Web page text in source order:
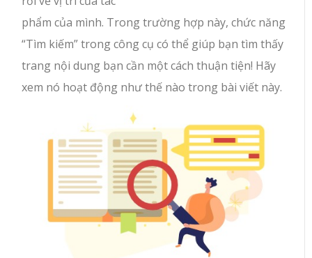
phẩm của mình. Trong trường hợp này, chức năng
“Tìm kiếm” trong công cụ có thể giúp bạn tìm thấy
trang nội dung bạn cần một cách thuận tiện! Hãy
xem nó hoạt động như thế nào trong bài viết này.